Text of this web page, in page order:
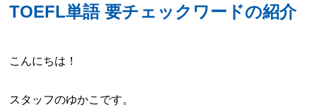
TOEFL単語 要チェックワードの紹介
こんにちは！
スタッフのゆかこです。